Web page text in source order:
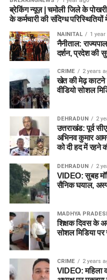
ब्रेकिंग न्यूज़ | चमोली जिले के पोखरी
के कर्मचारी की संदिग्ध परिस्थितियों
NAINITAL 1
नैनीताल:
दर्शन, प्रदेश की
CRIME 2 years
खेत की मेढ़ काटने
वीडियो सोशल
DEHRADUN 2
उत्तराखंड: पूर्व
अभिनव कुमार
को दी हद में रहने
DEHRADUN 2
VIDEO: सुबह
सैनिक घयाल,
MADHYA
शिक्षक दिवस के
सोशल मिडिया
CRIME 2 years
VIDEO: महिला